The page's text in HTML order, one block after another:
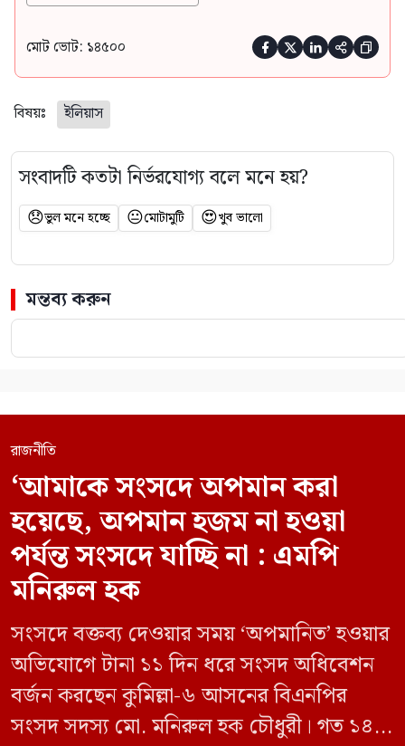
মোট ভোট: ১৪৫০০     
বিষয়ঃ ইলিয়াস
সংবাদটি কতটা নির্ভরযোগ্য বলে মনে হয়?
😞ভুল মনে হচ্ছে 😐মোটামুটি 😍খুব ভালো
মন্তব্য করুন
রাজনীতি
‘আমাকে সংসদে অপমান করা
হয়েছে, অপমান হজম না হওয়া
পর্যন্ত সংসদে যাচ্ছি না : এমপি
মনিরুল হক
সংসদে বক্তব্য দেওয়ার সময় ‘অপমানিত’ হওয়ার
অভিযোগে টানা ১১ দিন ধরে সংসদ অধিবেশন
বর্জন করছেন কুমিল্লা-৬ আসনের বিএনপির
সংসদ সদস্য মো. মনিরুল হক চৌধুরী। গত ১৪